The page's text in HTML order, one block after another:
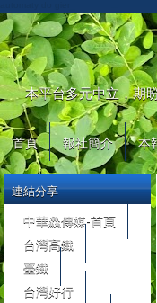
本平台多元中立，期
首頁 報社簡介 本
連結分享
中華鱻傳媒-首頁
台灣高鐵
臺鐵
台灣好行